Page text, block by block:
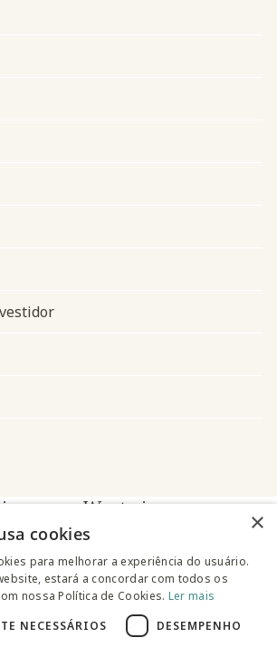
o app Westwing
×
cookies
para melhorar a experiência do usuário.
estará a concordar com todos os
nossa Política de Cookies. Ler mais
NECESSÁRIOS
DESEMPENHO